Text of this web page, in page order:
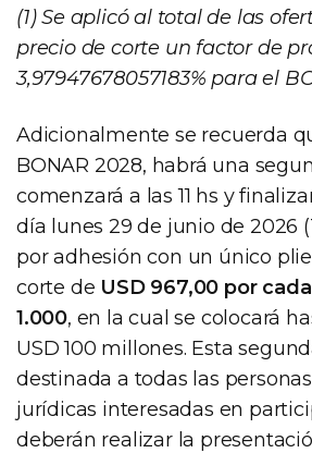
(1) Se aplicó al total de las
precio de corte un factor de
3,97947678057183% para el
Adicionalmente se recuerda
BONAR 2028, habrá una
comenzará a las 11 hs y
día lunes 29 de junio de 2026
por adhesión con un único
corte de USD 967,00 por
1.000, en la cual se colocará
USD 100 millones. Esta
destinada a todas las
jurídicas interesadas en
deberán realizar la